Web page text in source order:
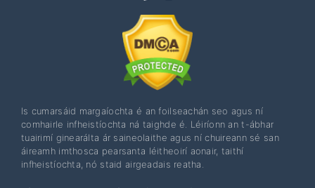
Is cumarsáid margaíochta é an foilseachán seo agus ní
comhairle infheistíochta ná taighde é. Léiríonn an t-ábhar
tuairimí ginearálta ár saineolaithe agus ní chuireann sé san
áireamh imthosca pearsanta léitheoirí aonair, taithí
infheistíochta, nó staid airgeadais reatha.